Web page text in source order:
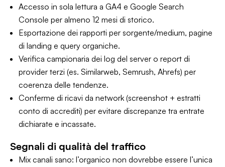
Accesso in sola lettura a GA4 e Google Search
Console per almeno 12 mesi di storico.
Esportazione dei rapporti per sorgente/medium, pagine
di landing e query organiche.
Verifica campionaria dei log del server o report di
provider terzi (es. Similarweb, Semrush, Ahrefs) per
coerenza delle tendenze.
Conferme di ricavi da network (screenshot + estratti
conto di accrediti) per evitare discrepanze tra entrate
dichiarate e incassate.
Segnali di qualità del traffico
Mix canali sano: l’organico non dovrebbe essere l’unica